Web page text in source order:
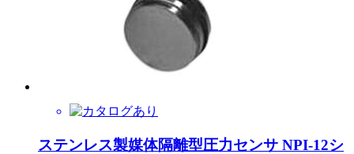
ステンレス製媒体隔離型圧力センサ NPI-12シ